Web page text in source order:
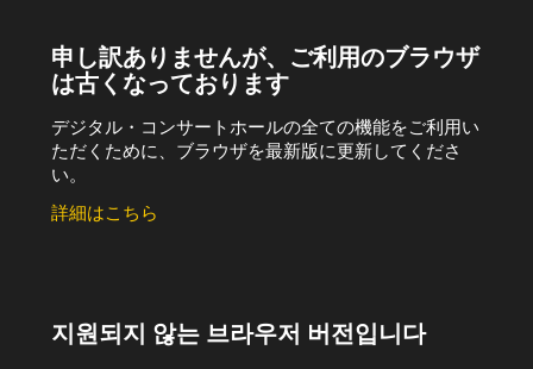
申し訳ありませんが、ご利用のブラウザ
は古くなっております
デジタル・コンサートホールの全ての機能をご利用い
ただくために、ブラウザを最新版に更新してくださ
い。
詳細はこちら
지원되지 않는 브라우저 버전입니다